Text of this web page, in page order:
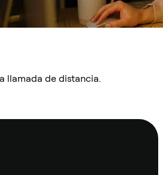
llamada de distancia.